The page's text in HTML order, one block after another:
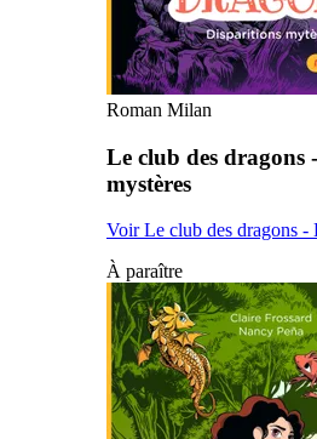
Roman Milan
Le club des dragons
mystères
Voir Le club des dragons -
À paraître